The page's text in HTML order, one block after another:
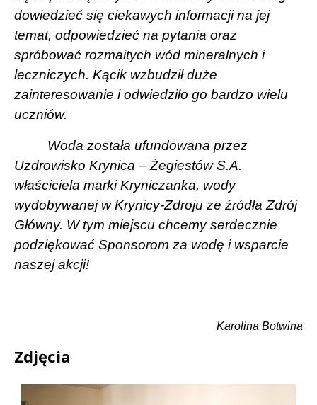
dowiedzieć się ciekawych informacji na jej
temat, odpowiedzieć na pytania oraz
spróbować rozmaitych wód mineralnych i
leczniczych. Kącik wzbudził duże
zainteresowanie i odwiedziło go bardzo wielu
uczniów.
Woda została ufundowana przez
Uzdrowisko Krynica – Żegiestów S.A.
właściciela marki Kryniczanka, wody
wydobywanej w Krynicy-Zdroju ze źródła Zdrój
Główny. W tym miejscu chcemy serdecznie
podziękować Sponsorom za wodę i wsparcie
naszej akcji!
Karolina Botwina
Zdjęcia